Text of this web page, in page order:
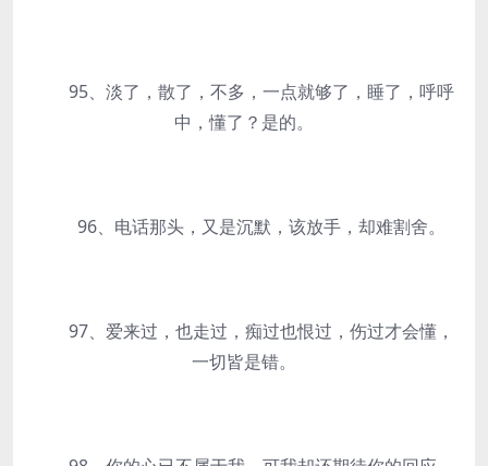
95、淡了，散了，不多，一点就够了，睡了，呼呼
中，懂了？是的。
96、电话那头，又是沉默，该放手，却难割舍。
97、爱来过，也走过，痴过也恨过，伤过才会懂，
一切皆是错。